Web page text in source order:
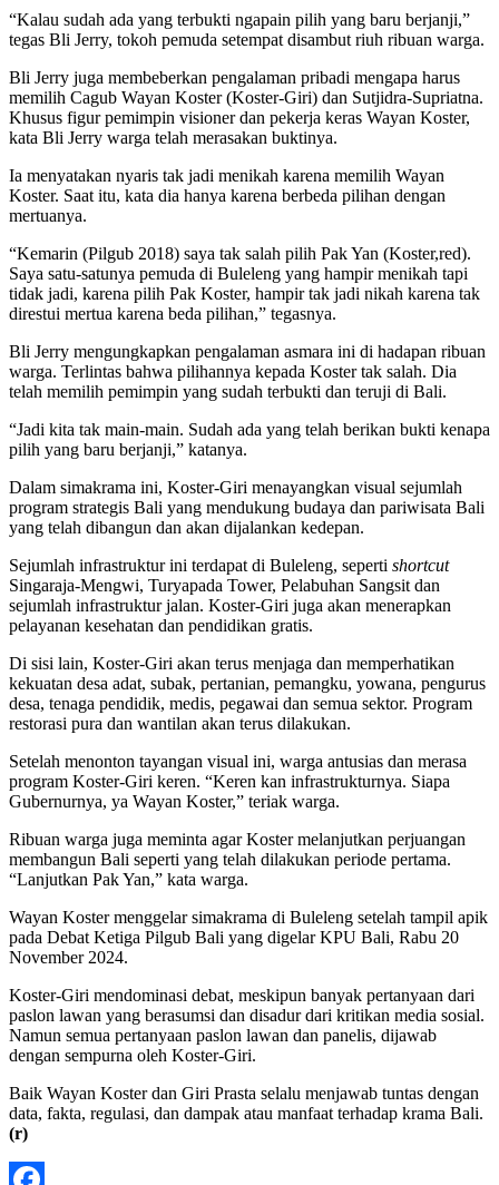
“Kalau sudah ada yang terbukti ngapain pilih yang baru berjanji,”
tegas Bli Jerry, tokoh pemuda setempat disambut riuh ribuan warga.
Bli Jerry juga membeberkan pengalaman pribadi mengapa harus
memilih Cagub Wayan Koster (Koster-Giri) dan Sutjidra-Supriatna.
Khusus figur pemimpin visioner dan pekerja keras Wayan Koster,
kata Bli Jerry warga telah merasakan buktinya.
Ia menyatakan nyaris tak jadi menikah karena memilih Wayan
Koster. Saat itu, kata dia hanya karena berbeda pilihan dengan
mertuanya.
“Kemarin (Pilgub 2018) saya tak salah pilih Pak Yan (Koster,red).
Saya satu-satunya pemuda di Buleleng yang hampir menikah tapi
tidak jadi, karena pilih Pak Koster, hampir tak jadi nikah karena tak
direstui mertua karena beda pilihan,” tegasnya.
Bli Jerry mengungkapkan pengalaman asmara ini di hadapan ribuan
warga. Terlintas bahwa pilihannya kepada Koster tak salah. Dia
telah memilih pemimpin yang sudah terbukti dan teruji di Bali.
“Jadi kita tak main-main. Sudah ada yang telah berikan bukti kenapa
pilih yang baru berjanji,” katanya.
Dalam simakrama ini, Koster-Giri menayangkan visual sejumlah
program strategis Bali yang mendukung budaya dan pariwisata Bali
yang telah dibangun dan akan dijalankan kedepan.
Sejumlah infrastruktur ini terdapat di Buleleng, seperti shortcut
Singaraja-Mengwi, Turyapada Tower, Pelabuhan Sangsit dan
sejumlah infrastruktur jalan. Koster-Giri juga akan menerapkan
pelayanan kesehatan dan pendidikan gratis.
Di sisi lain, Koster-Giri akan terus menjaga dan memperhatikan
kekuatan desa adat, subak, pertanian, pemangku, yowana, pengurus
desa, tenaga pendidik, medis, pegawai dan semua sektor. Program
restorasi pura dan wantilan akan terus dilakukan.
Setelah menonton tayangan visual ini, warga antusias dan merasa
program Koster-Giri keren. “Keren kan infrastrukturnya. Siapa
Gubernurnya, ya Wayan Koster,” teriak warga.
Ribuan warga juga meminta agar Koster melanjutkan perjuangan
membangun Bali seperti yang telah dilakukan periode pertama.
“Lanjutkan Pak Yan,” kata warga.
Wayan Koster menggelar simakrama di Buleleng setelah tampil apik
pada Debat Ketiga Pilgub Bali yang digelar KPU Bali, Rabu 20
November 2024.
Koster-Giri mendominasi debat, meskipun banyak pertanyaan dari
paslon lawan yang berasumsi dan disadur dari kritikan media sosial.
Namun semua pertanyaan paslon lawan dan panelis, dijawab
dengan sempurna oleh Koster-Giri.
Baik Wayan Koster dan Giri Prasta selalu menjawab tuntas dengan
data, fakta, regulasi, dan dampak atau manfaat terhadap krama Bali.
(r)